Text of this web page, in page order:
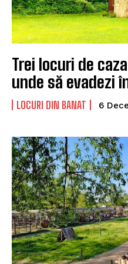
Trei locuri de
unde să evadezi
LOCURI DIN BANAT 6